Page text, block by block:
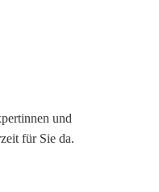
und
für Sie da.